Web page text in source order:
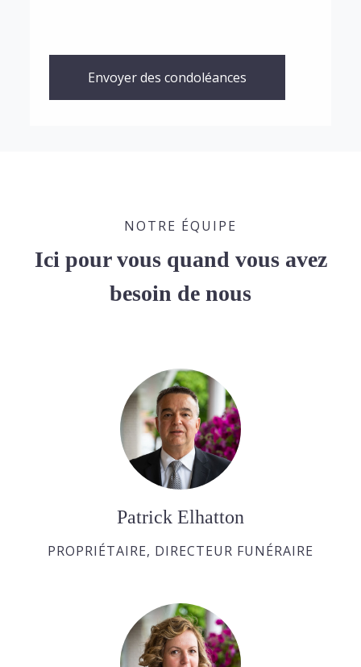
Envoyer des condoléances
NOTRE ÉQUIPE
Ici pour vous quand vous avez
besoin de nous
Patrick Elhatton
PROPRIÉTAIRE, DIRECTEUR FUNÉRAIRE